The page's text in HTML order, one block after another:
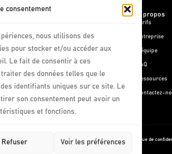
consentement
nous utilisons des
pour stocker et/ou accéder aux
Le fait de consentir à ces
des données telles que le
identifiants uniques sur ce site. Le
son consentement peut avoir un
et fonctions.
Refuser Voir les préférences
et des
Phosforea
Connexion espace client
Phosforea
Connexion espace client
Auditool
A propos
Tarifs
Entreprise
L'équipe
FAQ
Ressources
Contactez-
June Factory Politique de gestion des cookies Politique de